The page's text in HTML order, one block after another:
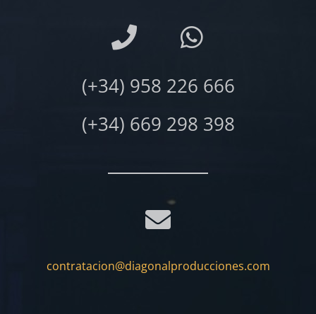
(+34) 958 226 666
(+34) 669 298 398
contratacion@diagonalproducciones.com